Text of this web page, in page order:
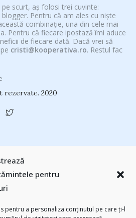
pentru
pentru a personaliza conținutul pe care ți-l
scurt, aș folosi trei cuvinte:
Pentru că am ales cu niște
combinație, una din cele mai
Pentru că fiecare ipostază îmi aduce
de fiecare dată. Dacă vrei să
cristi@kooperativa.ro. Restul fac
2020
#PrinThailandaMea
(24)Antreprenoriat
Autenticitate
(43)
champions league(25) chinezu